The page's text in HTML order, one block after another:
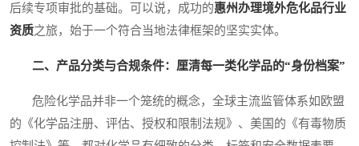
后续专项审批的基础。可以说，成功的惠州办理境外危化品行业
资质之旅，始于一个符合当地法律框架的坚实实体。
二、产品分类与合规条件：厘清每一类化学品的“身份档案”
危险化学品并非一个笼统的概念，全球主流监管体系如欧盟
的《化学品注册、评估、授权和限制法规》、美国的《有毒物质